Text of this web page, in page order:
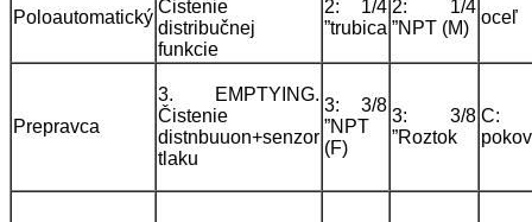
Poloautomatický
Čistenie
distribučnej
funkcie
2: 1/4
”trubica
2: 1/4
”NPT (M)
oceľ
Prepravca
3. EMPTYING.
Čistenie
distnbuuon+senzor
tlaku
3: 3/8
”NPT
(F)
3: 3/8
”Roztok
C: